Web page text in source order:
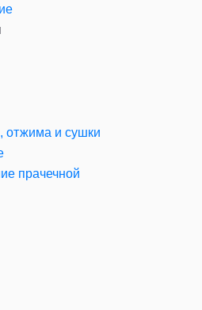
отжима и сушки
прачечной